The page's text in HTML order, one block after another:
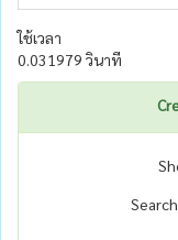
ใช้เวลา
0.031979 วินาที